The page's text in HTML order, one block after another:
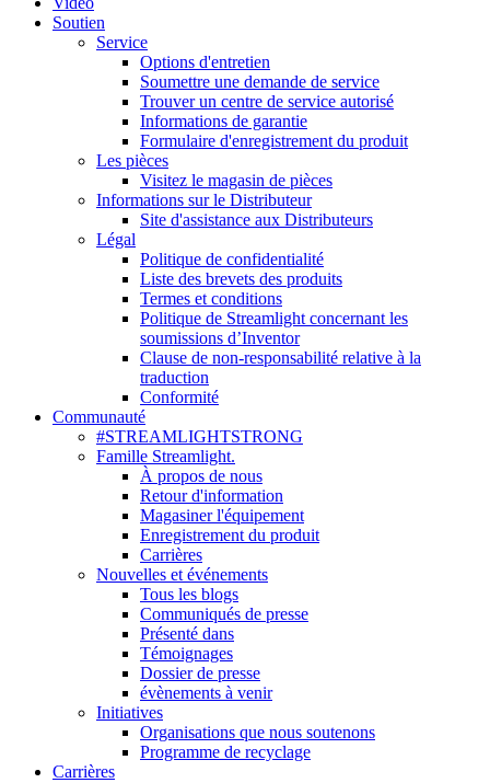
Soutien
Service
Options d'entretien
Soumettre une demande de service
Trouver un centre de service autorisé
Informations de garantie
Formulaire d'enregistrement du produit
Les pièces
Visitez le magasin de pièces
Informations sur le Distributeur
Site d'assistance aux Distributeurs
Légal
Politique de confidentialité
Liste des brevets des produits
Termes et conditions
Politique de Streamlight concernant les
soumissions d’Inventor
Clause de non-responsabilité relative à la
traduction
Conformité
Communauté
#STREAMLIGHTSTRONG
Famille Streamlight.
À propos de nous
Retour d'information
Magasiner l'équipement
Enregistrement du produit
Carrières
Nouvelles et événements
Tous les blogs
Communiqués de presse
Présenté dans
Témoignages
Dossier de presse
évènements à venir
Initiatives
Organisations que nous soutenons
Programme de recyclage
Carrières